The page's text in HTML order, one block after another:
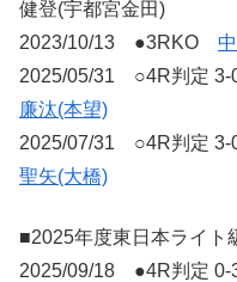
健登(宇都宮金田)
2023/10/13 ●3RKO
2025/05/31 ○4R判定 3-
廉汰(本望)
2025/07/31 ○4R判定 3-
聖矢(大橋)
■2025年度東日本ライト
2025/09/18 ●4R判定 0-